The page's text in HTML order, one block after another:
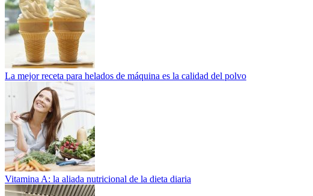
La mejor receta para helados de máquina es la calidad del polvo
Vitamina A: la aliada nutricional de la dieta diaria